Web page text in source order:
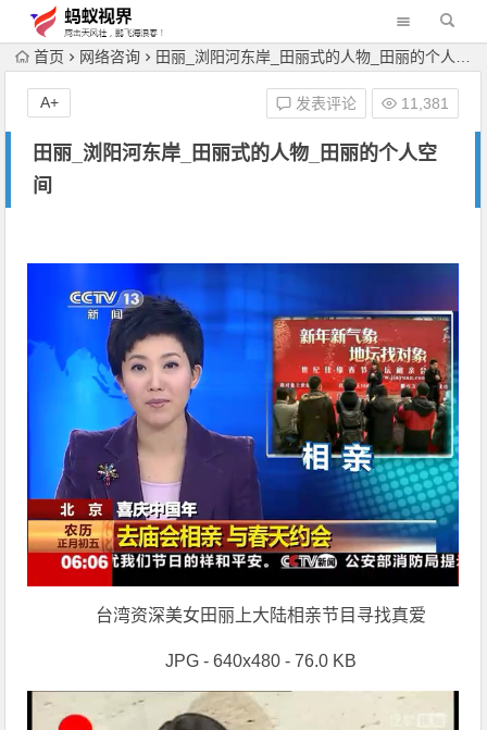
首页 网络咨询 田丽_浏阳河东岸_田丽式的人物_田丽的个人空间
田丽_浏阳河东岸_田丽式的人物_田丽的个人空
间
发表评论 11,381
A+
台湾资深美女田丽上大陆相亲节目寻找真爱
JPG - 640x480 - 76.0 KB